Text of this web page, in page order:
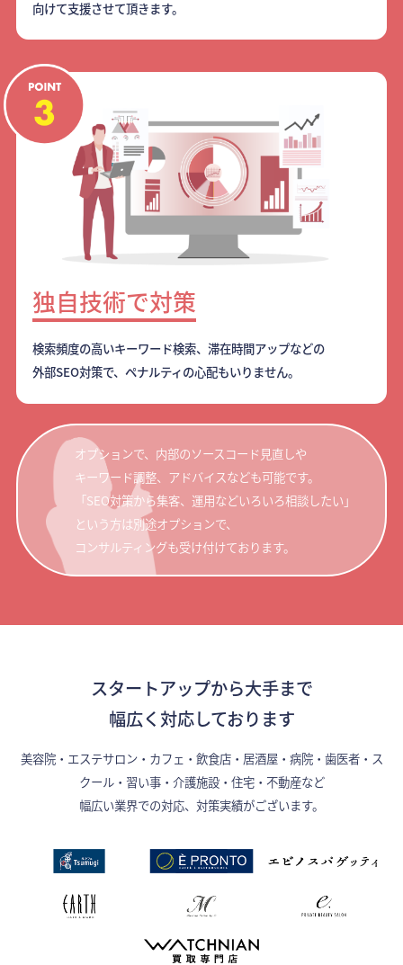
向けて支援させて頂きます。
独自技術で対策
検索頻度の高いキーワード検索、滞在時間アップなどの
外部SEO対策で、ペナルティの心配もいりません。
オプションで、内部のソースコード見直しや
キーワード調整、アドバイスなども可能です。
「SEO対策から集客、運用などいろいろ相談したい」
という方は別途オプションで、
コンサルティングも受け付けております。
スタートアップから大手まで
幅広く対応しております
美容院・エステサロン・カフェ・飲食店・居酒屋・病院・歯医者・ス
クール・習い事・介護施設・住宅・不動産など
幅広い業界での対応、対策実績がございます。